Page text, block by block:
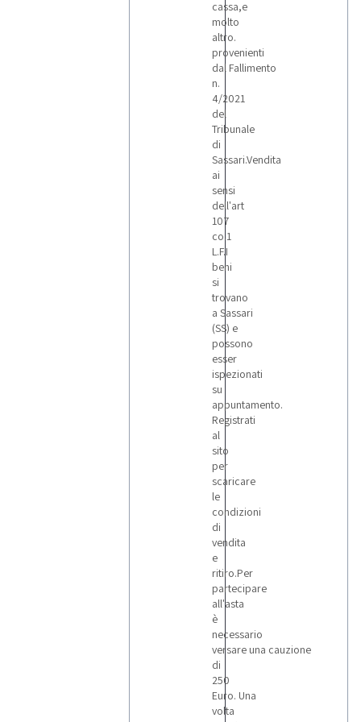
cassa,e
molto
altro.
provenienti
dal Fallimento
n.
4/2021
del
Tribunale
di
Sassari.Vendita
ai
sensi
dell'art
107
co.1
L.F.I
beni
si
trovano
a Sassari
(SS) e
possono
esser
ispezionati
su
appuntamento.
Registrati
al
sito
per
scaricare
le
condizioni
di
vendita
e
ritiro.Per
partecipare
all'asta
è
necessario
versare una cauzione
di
250
Euro. Una
volta